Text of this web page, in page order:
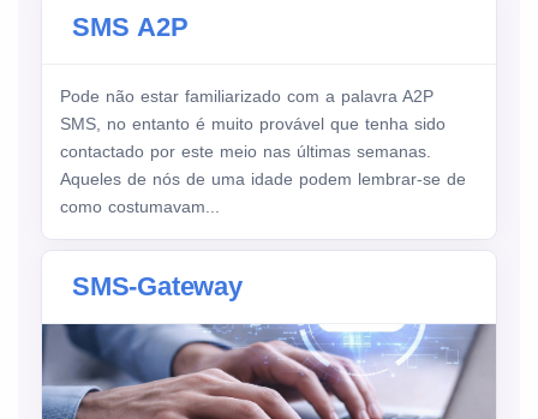
SMS A2P
Pode não estar familiarizado com a palavra A2P
SMS, no entanto é muito provável que tenha sido
contactado por este meio nas últimas semanas.
Aqueles de nós de uma idade podem lembrar-se de
como costumavam...
SMS-Gateway